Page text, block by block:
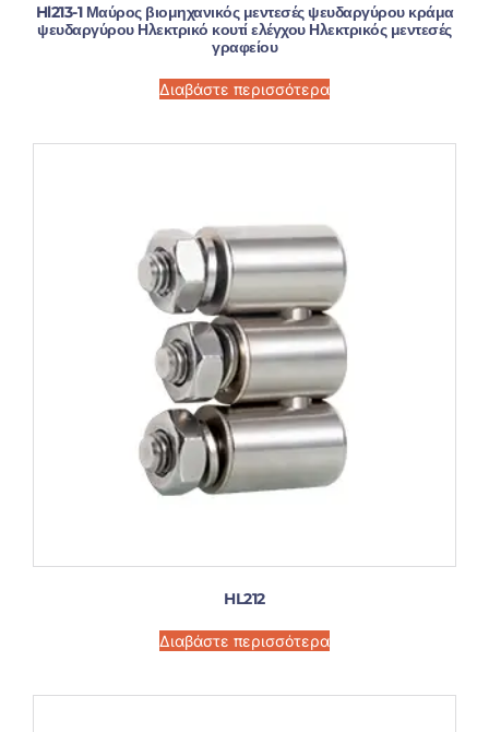
Hl213-1 Μαύρος βιομηχανικός μεντεσές ψευδαργύρου κράμα
ψευδαργύρου Ηλεκτρικό κουτί ελέγχου Ηλεκτρικός μεντεσές
γραφείου
Διαβάστε περισσότερα
HL212
Διαβάστε περισσότερα